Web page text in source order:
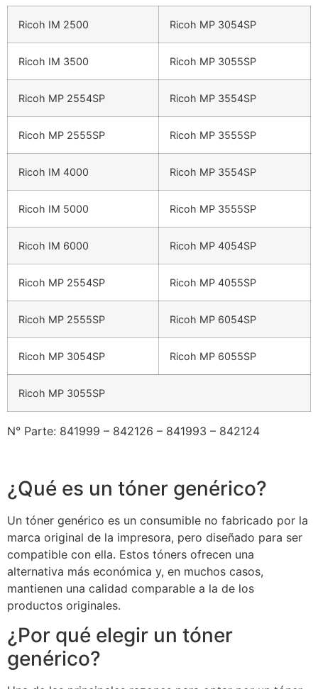
Ricoh IM 2500 Ricoh MP 3054SP
Ricoh IM 3500 Ricoh MP 3055SP
Ricoh MP 2554SP Ricoh MP 3554SP
Ricoh MP 2555SP Ricoh MP 3555SP
Ricoh IM 4000 Ricoh MP 3554SP
Ricoh IM 5000 Ricoh MP 3555SP
Ricoh IM 6000 Ricoh MP 4054SP
Ricoh MP 2554SP Ricoh MP 4055SP
Ricoh MP 2555SP Ricoh MP 6054SP
Ricoh MP 3054SP Ricoh MP 6055SP
Ricoh MP 3055SP
N° Parte: 841999 – 842126 – 841993 – 842124
¿Qué es un tóner genérico?
Un tóner genérico es un consumible no fabricado por la
marca original de la impresora, pero diseñado para ser
compatible con ella. Estos tóners ofrecen una
alternativa más económica y, en muchos casos,
mantienen una calidad comparable a la de los
productos originales.
¿Por qué elegir un tóner
genérico?